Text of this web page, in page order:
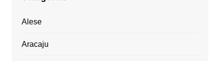
Alese
Aracaju